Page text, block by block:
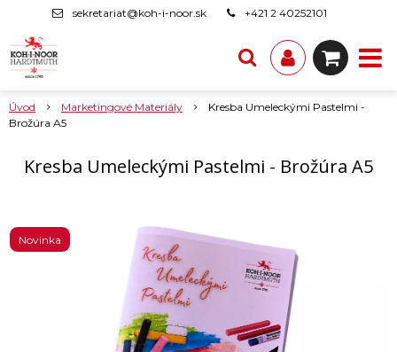
sekretariat@koh-i-noor.sk +421 2 40252101
Úvod Marketingové Materiály
Kresba Umeleckými Pastelmi -
Brožúra A5
Kresba Umeleckými Pastelmi - Brožúra A5
Novinka